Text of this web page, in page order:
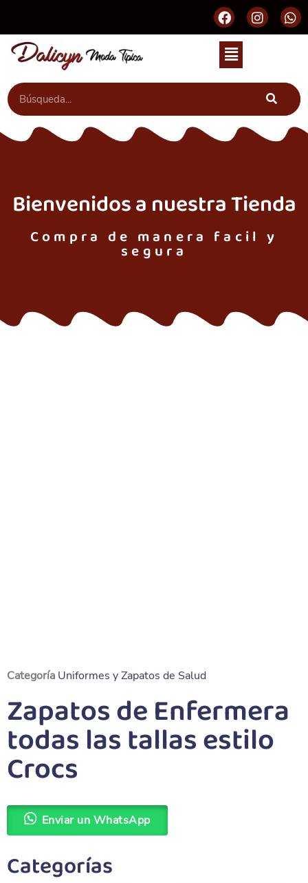
Bienvenidos a nuestra Tienda
Compra de manera facil y
segura
Categoría Uniformes y Zapatos de Salud
Zapatos de Enfermera
todas las tallas estilo
Crocs
Enviar un WhatsApp
Categorías